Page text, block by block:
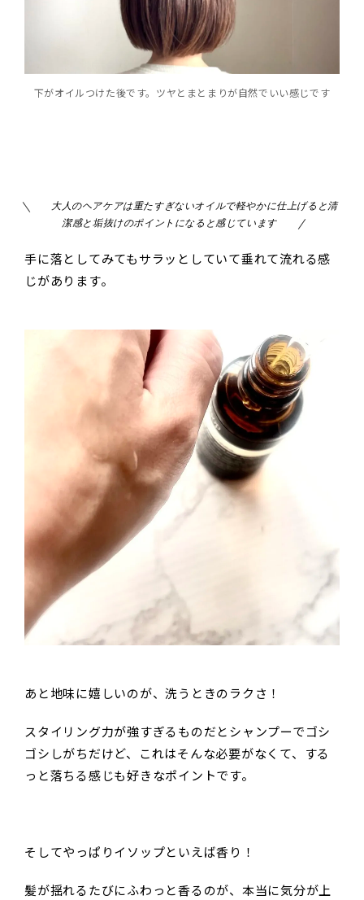
下がオイルつけた後です。ツヤとまとまりが自然でいい感じです
大人のヘアケアは重たすぎないオイルで軽やかに仕上げると清
潔感と垢抜けのポイントになると感じています
手に落としてみてもサラッとしていて垂れて流れる感
じがあります。
あと地味に嬉しいのが、洗うときのラクさ！
スタイリング力が強すぎるものだとシャンプーでゴシ
ゴシしがちだけど、これはそんな必要がなくて、する
っと落ちる感じも好きなポイントです。
そしてやっぱりイソップといえば香り！
髪が揺れるたびにふわっと香るのが、本当に気分が上